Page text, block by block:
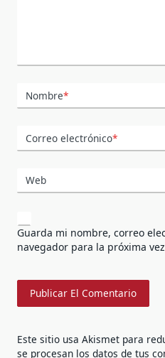
Nombre*
Correo electrónico*
Web
Guarda mi nombre, correo
navegador para la próxima
Este sitio usa Akismet para
se procesan los datos de tus